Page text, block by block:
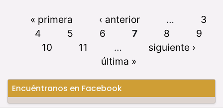
« primera ‹ anterior …
3
4
5 6 7 8
9
10
11 …
siguiente ›
última »
Encuéntranos en Facebook